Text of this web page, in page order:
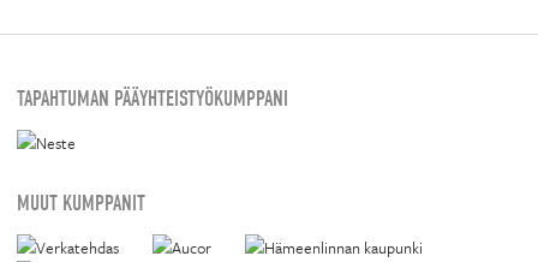
TAPAHTUMAN PÄÄYHTEISTYÖKUMPPANI
MUUT KUMPPANIT